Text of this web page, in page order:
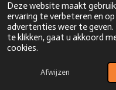
Deze website maakt
ervaring te verbeteren en
advertenties weer te geven.
te klikken, gaat u akkoord
cookies.
Afwijzen
© 2023 - 2026 Hop2GO
E-mailadres Telefoonnummer